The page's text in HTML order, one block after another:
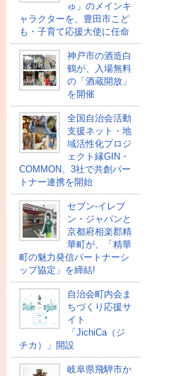
ゅ」のメインキ
ャラクターを、豊田市こど
も・子育て応援大使に任命
神戸市の酒造白
鶴が、入場無料
の「酒蔵開放」
を開催
全国自治会活動
支援ネット・地
域活性化プロジ
ェクト縁GIN・
COMMON、3社で共創パー
トナー連携を開始
セブン‐イレブ
ン・ジャパンと
京都府相楽郡精
華町が、「精華
町の魅力発信パートナーシ
ップ協定」を締結!
自治会町内会ま
ちづくり応援サ
イト
「JichiCa（ジ
チカ）」開設
岐阜県飛騨市か